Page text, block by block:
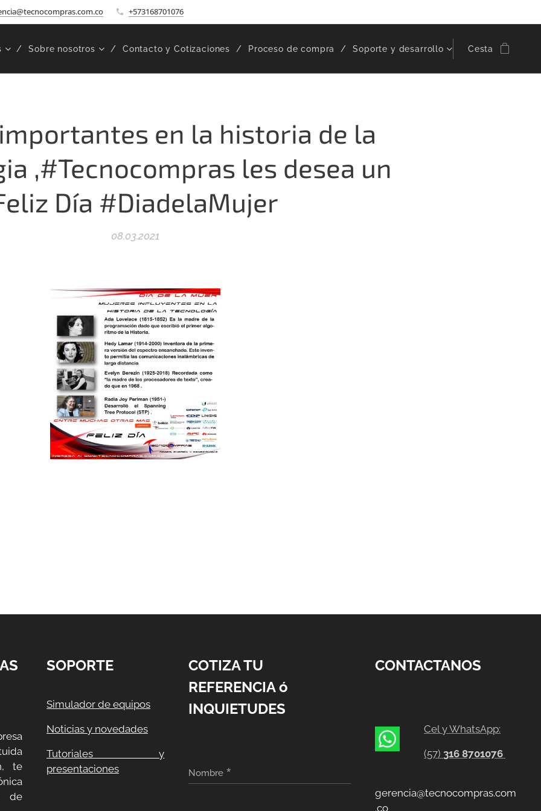
+573168701076
Sobre nosotros Contacto y Cotizaciones Proceso de compra Soporte y desarrollo Cesta
en la historia de la
,#Tecnocompras les desea un
Día #DiadelaMujer
08.03.2021
te
de
SOPORTE
Simulador de equipos
Noticias y novedades
Tutoriales y
presentaciones
COTIZA TU
REFERENCIA ó
INQUIETUDES
Nombre
CONTACTANOS
Cel y WhatsApp:
(57) 316 8701076
gerencia@tecnocompras.com
.co